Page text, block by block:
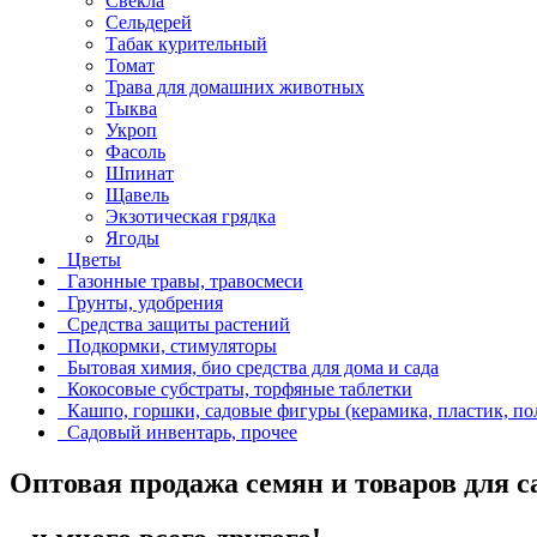
Сельдерей
Табак курительный
Томат
Трава для домашних животных
Тыква
Укроп
Фасоль
Шпинат
Щавель
Экзотическая грядка
Ягоды
Цветы
Газонные травы, травосмеси
Грунты, удобрения
Средства защиты растений
Подкормки, стимуляторы
Бытовая химия, био средства для дома и сада
Кокосовые субстраты, торфяные таблетки
Кашпо, горшки, садовые фигуры (керамика, пластик,
Садовый инвентарь, прочее
Оптовая продажа семян и товаров для